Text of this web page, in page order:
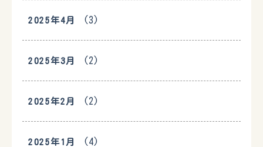
2025年4月 (3)
2025年3月 (2)
2025年2月 (2)
2025年1月 (4)